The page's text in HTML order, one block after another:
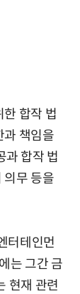
합작 법
과 책임을
과 합작 법
의무 등을
터테인먼
는 그간 금
현재 관련